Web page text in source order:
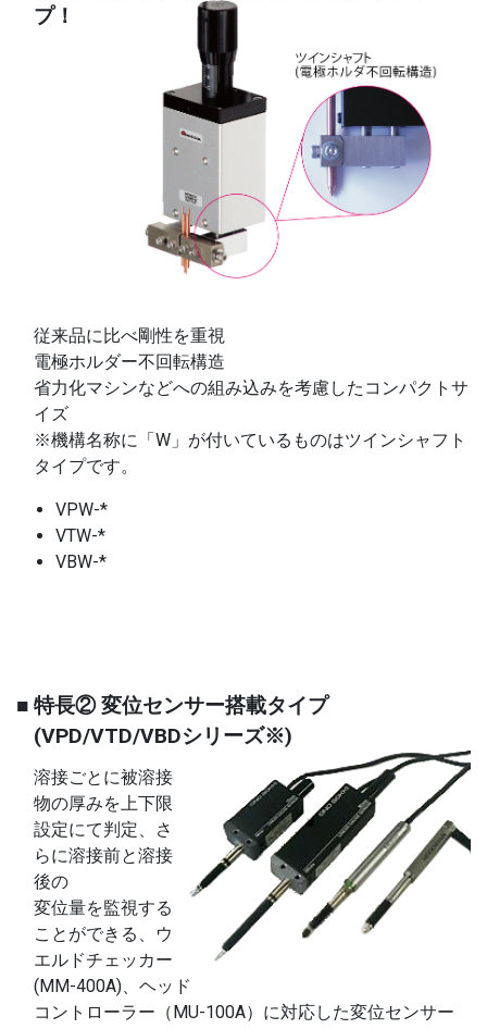
プ！
従来品に比べ剛性を重視
電極ホルダー不回転構造
省力化マシンなどへの組み込みを考慮したコンパクトサ
イズ
※機構名称に「W」が付いているものはツインシャフト
タイプです。
VPW-*
VTW-*
VBW-*
■ 特長② 変位センサー搭載タイプ
(VPD/VTD/VBDシリーズ※)
溶接ごとに被溶接
物の厚みを上下限
設定にて判定、さ
らに溶接前と溶接
後の
変位量を監視する
ことができる、ウ
エルドチェッカー
(MM-400A)、ヘッド
コントローラー（MU-100A）に対応した変位センサー